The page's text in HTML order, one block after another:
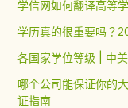
学信网如何翻译高等
学历真的很重要吗？
各国家学位等级 | 中
哪个公司能保证你的
证指南